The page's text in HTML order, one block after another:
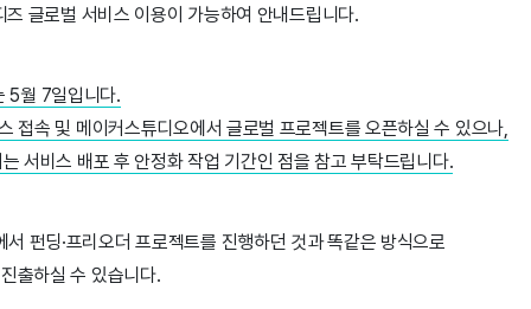
글로벌 서비스 이용이 가능하여 안내드립니다.
5월 7일입니다.
접속 및 메이커스튜디오에서 글로벌 프로젝트를 오픈하실 수 있으나,
서비스 배포 후 안정화 작업 기간인 점을 참고 부탁드립니다.
펀딩·프리오더 프로젝트를 진행하던 것과 똑같은 방식으로
출하실 수 있습니다.